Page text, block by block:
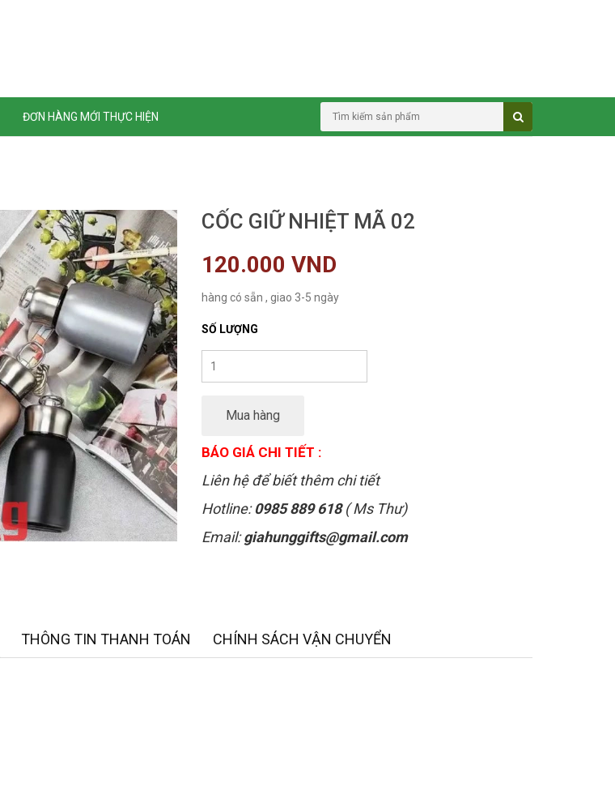
ĐƠN HÀNG MỚI THỰC HIỆN
CỐC GIỮ NHIỆT MÃ 02
120.000 VND
hàng có sẵn , giao 3-5 ngày
SỐ LƯỢNG
Mua hàng
BÁO GIÁ CHI TIẾT :
Liên hệ để biết thêm chi tiết
Hotline:0985 889 618( Ms Thư)
Email:giahunggifts@gmail.com
THÔNG TIN THANH TOÁN CHÍNH SÁCH VẬN CHUYỂN